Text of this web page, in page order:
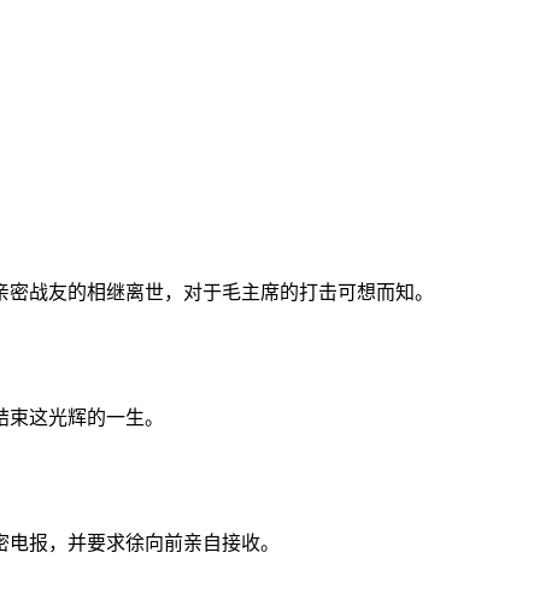
战友的相继离世，对于毛主席的打击可想而知。
这光辉的一生。
报，并要求徐向前亲自接收。